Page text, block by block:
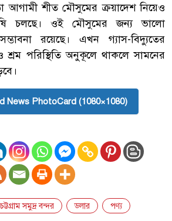
আগামী শীত মৌসুমের ক্রয়াদেশ নিয়েও
চলছে। ওই মৌসুমের জন্য ভালো
রয়েছে। এখন গ্যাস-বিদ্যুতের
শ্রম পরিস্থিতি অনুকূলে থাকলে সামনের
News PhotoCard (1080×1080)
চট্টগ্রাম সমুদ্র বন্দর ডলার
পণ্য